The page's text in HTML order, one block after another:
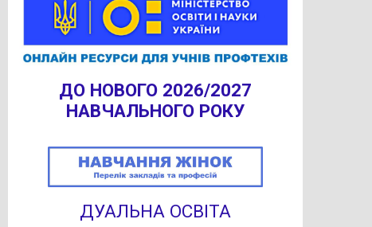
ДО НОВОГО 2026/2027
НАВЧАЛЬНОГО РОКУ
ДУАЛЬНА ОСВІТА